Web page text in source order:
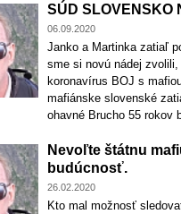
SÚD SLOVENSKO
06.09.2020
Janko a Martinka zatiaľ
sme si novú nádej
koronavírus BOJ s
mafiánske slovenské
ohavné Brucho 55 rokov
Nevoľte štátnu
budúcnosť.
26.02.2020
Kto mal možnosť